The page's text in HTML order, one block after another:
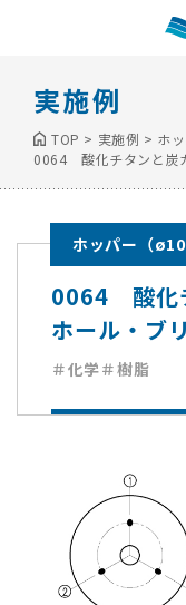
実施例
TOP > 実施例 > ホ
0064 酸化チタンと炭
ホッパー（
0064 酸化
ホール・ブ
＃化学＃樹脂